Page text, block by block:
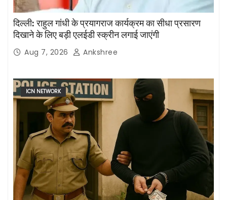
दिल्ली: राहुल गांधी के प्रयागराज कार्यक्रम का सीधा प्रसारण
दिखाने के लिए बड़ी एलईडी स्क्रीन लगाई जाएंगी
Aug 7, 2026 Ankshree
ICN NETWORK